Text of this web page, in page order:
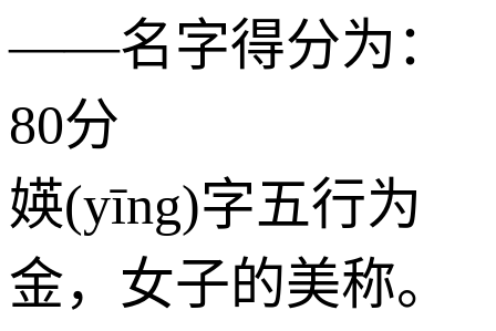
——名字得分为：
80分
媖(yīng)字五行为
金，女子的美称。